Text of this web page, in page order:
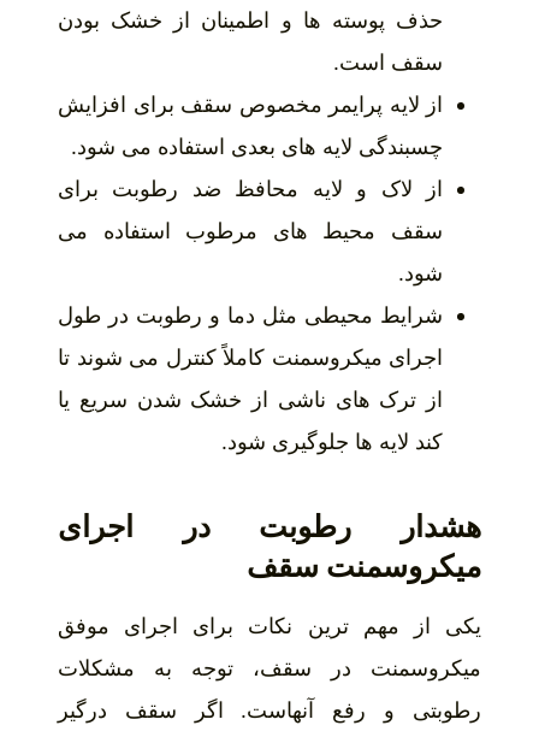
حذف پوسته ها و اطمینان از خشک بودن
سقف است.
از لایه پرایمر مخصوص سقف برای افزایش
چسبندگی لایه های بعدی استفاده می شود.
از لاک و لایه محافظ ضد رطوبت برای
سقف محیط های مرطوب استفاده می
شود.
شرایط محیطی مثل دما و رطوبت در طول
اجرای میکروسمنت کاملاً کنترل می شوند تا
از ترک های ناشی از خشک شدن سریع یا
کند لایه ها جلوگیری شود.
هشدار رطوبت در اجرای
میکروسمنت سقف
یکی از مهم ترین نکات برای اجرای موفق
میکروسمنت در سقف، توجه به مشکلات
رطوبتی و رفع آنهاست. اگر سقف درگیر